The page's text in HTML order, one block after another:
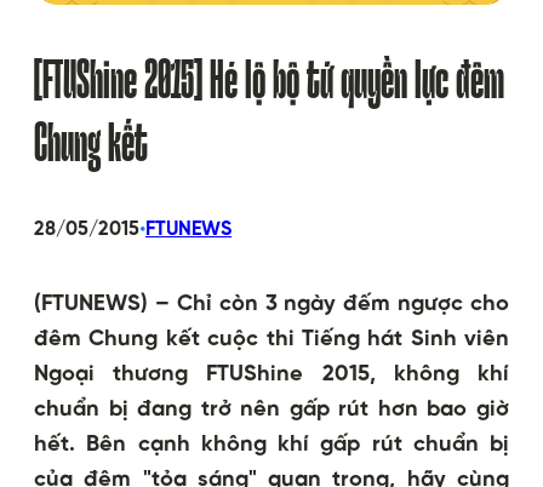
[FTUShine 2015] Hé lộ bộ tứ quyền lực đêm
Chung kết
28/05/2015•FTUNEWS
(FTUNEWS) – Chỉ còn 3 ngày đếm ngược cho
đêm Chung kết cuộc thi Tiếng hát Sinh viên
Ngoại thương FTUShine 2015, không khí
chuẩn bị đang trở nên gấp rút hơn bao giờ
hết. Bên cạnh không khí gấp rút chuẩn bị
của đêm "tỏa sáng" quan trọng, hãy cùng